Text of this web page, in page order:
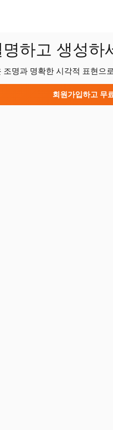
하고 생성하
명과 명확한 시각적 표현
회원가입하고 무